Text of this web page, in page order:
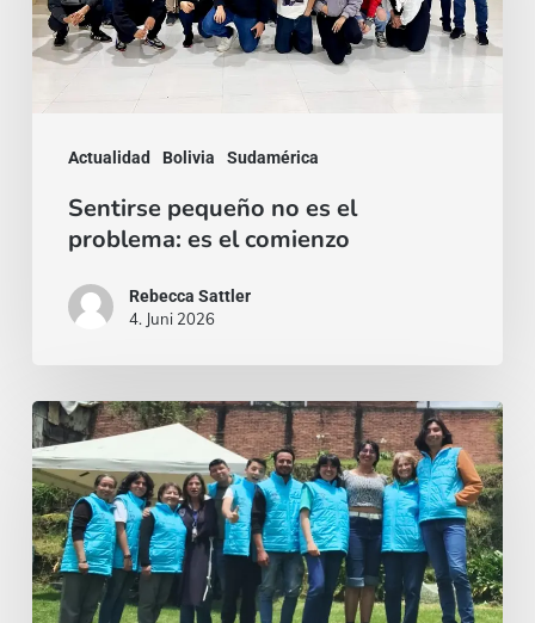
Actualidad Bolivia Sudamérica
el
problema:
Sentirse pequeño no es el
problema: es el comienzo
Rebecca Sattler
4. Juni 2026
Quien
se
da,
crece:
Misión
con